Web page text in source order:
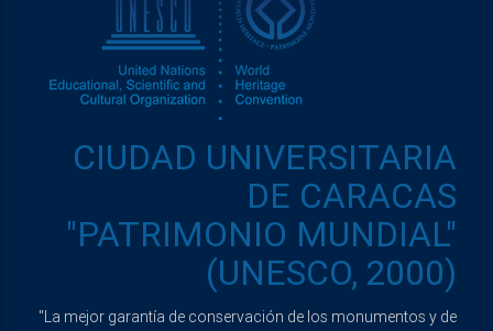
CIUDAD UNIVERSITARIA
DE CARACAS
"PATRIMONIO MUNDIAL"
(UNESCO, 2000)
"La mejor garantía de conservación de los monumentos y de